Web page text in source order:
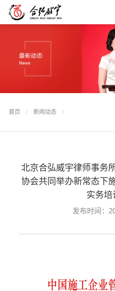
首页 / 新闻动态 /
北京合弘威宇律师事务
协会共同举办新常态下
实务培
发布时间：